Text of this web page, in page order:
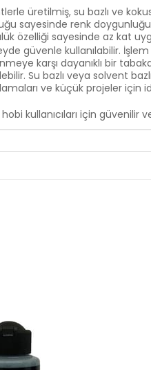
üretilmiş, su bazlı ve
sayesinde renk
özelliği sayesinde az kat
güvenle kullanılabilir.
karşı dayanıklı bir
Su bazlı veya solvent
ve küçük projeler için
kullanıcıları için